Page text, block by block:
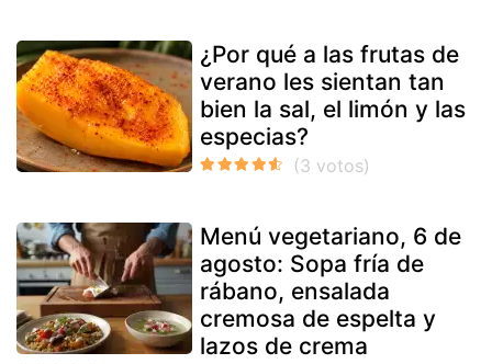
¿Por qué a las frutas de
verano les sientan tan
bien la sal, el limón y las
especias?
Menú vegetariano, 6 de
agosto: Sopa fría de
rábano, ensalada
cremosa de espelta y
lazos de crema